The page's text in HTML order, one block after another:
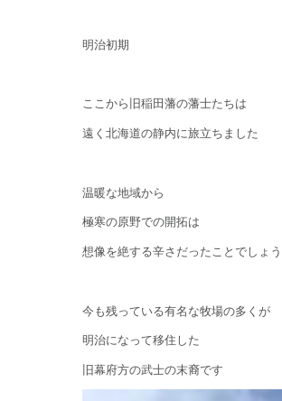
明治初期
ここから旧稲田藩の藩士たちは
遠く北海道の静内に旅立ちました
温暖な地域から
極寒の原野での開拓は
想像を絶する辛さだったことでしょう
今も残っている有名な牧場の多くが
明治になって移住した
旧幕府方の武士の末裔です